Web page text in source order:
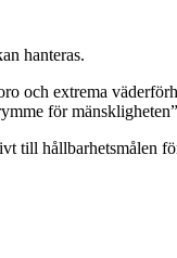
hanteras.
och extrema
för
till hållbarhetsmålen